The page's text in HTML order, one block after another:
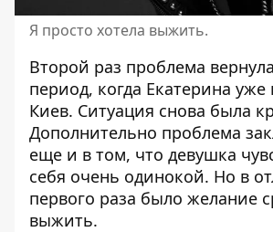
Я просто хотела выжить.
Второй раз проблема
период, когда Екатерина уже
Киев. Ситуация снова была
Дополнительно проблема
еще и в том, что девушка
себя очень одинокой. Но в
первого раза было желание
выжить.